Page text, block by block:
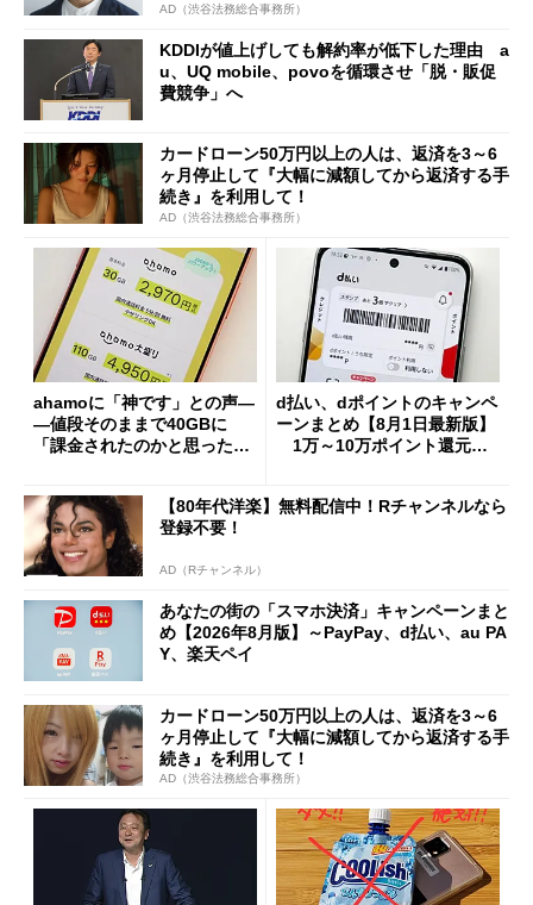
AD（渋谷法務総合事務所）
KDDIが値上げしても解約率が低下した理由 a
u、UQ mobile、povoを循環させ「脱・販促
費競争」へ
カードローン50万円以上の人は、返済を3～6
ヶ月停止して『大幅に減額してから返済する手
続き』を利用して！
AD（渋谷法務総合事務所）
ahamoに「神です」との声―
―値段そのままで40GBに
「課金されたのかと思った」
d払い、dポイントのキャンペ
ーンまとめ【8月1日最新版】
1万～10万ポイント還元の
【80年代洋楽】無料配信中！Rチャンネルなら
登録不要！
AD（Rチャンネル）
あなたの街の「スマホ決済」キャンペーンまと
め【2026年8月版】～PayPay、d払い、au PA
Y、楽天ペイ
カードローン50万円以上の人は、返済を3～6
ヶ月停止して『大幅に減額してから返済する手
続き』を利用して！
AD（渋谷法務総合事務所）